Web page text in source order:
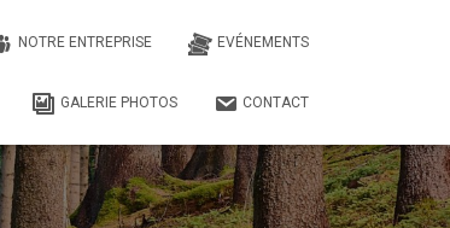
NOTRE ENTREPRISE EVÉNEMENTS
GALERIE PHOTOS CONTACT